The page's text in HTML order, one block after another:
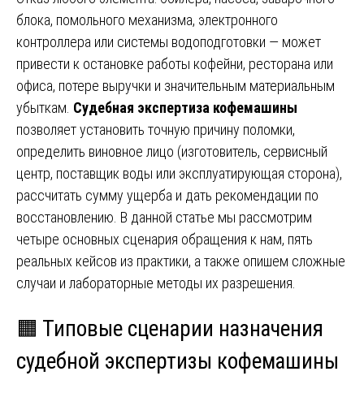
блока, помольного механизма, электронного
контроллера или системы водоподготовки — может
привести к остановке работы кофейни, ресторана или
офиса, потере выручки и значительным материальным
убыткам. Судебная экспертиза кофемашины
позволяет установить точную причину поломки,
определить виновное лицо (изготовитель, сервисный
центр, поставщик воды или эксплуатирующая сторона),
рассчитать сумму ущерба и дать рекомендации по
восстановлению. В данной статье мы рассмотрим
четыре основных сценария обращения к нам, пять
реальных кейсов из практики, а также опишем сложные
случаи и лабораторные методы их разрешения.
🟧 Типовые сценарии назначения
судебной экспертизы кофемашины